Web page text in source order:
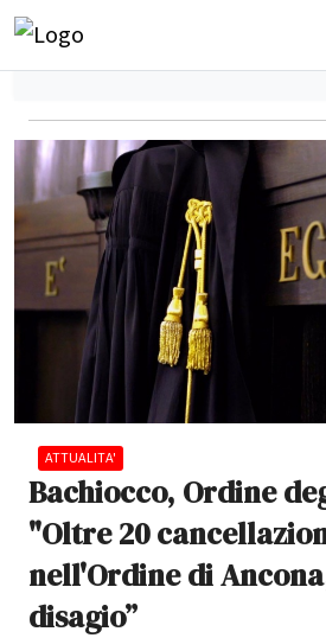
ATTUALITA'
Bachiocco, Ordine
"Oltre 20
nell'Ordine di
disagio”